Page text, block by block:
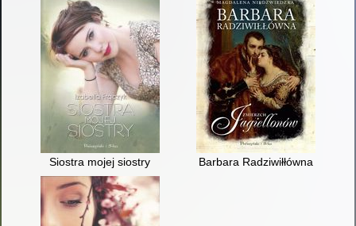
Siostra mojej siostry Barbara Radziwiłłówna